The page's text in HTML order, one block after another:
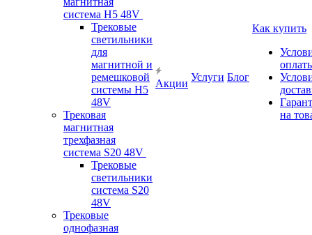
система H5 48V
Трековые
светильники
для
магнитной и
ремешковой
системы H5
48V
Трековая
магнитная
трехфазная
система S20 48V
Трековые
светильники
система S20
48V
Трековые
однофазная
Акции
Услуги Блог
Как купить
на